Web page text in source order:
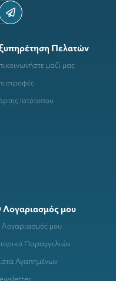
Πελατών
μαζί μας
Ιστότοπου
μου
μου
Παραγγελιών
Αγαπημένων